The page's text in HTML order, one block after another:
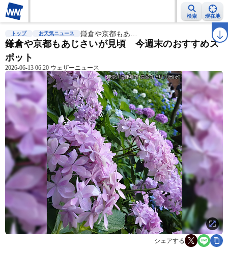
検索 現在地
雨雲レーダー 台風情報 地震情報 ラ
トップ お天気ニュース 鎌倉や京都もあ…
鎌倉や京都もあじさいが見頃 今週末のおすすめス
ポット
2026-06-13 06:20 ウェザーニュース
シェアする